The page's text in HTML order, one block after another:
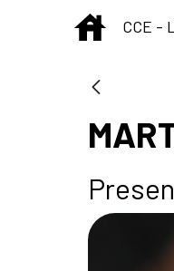
INICIO
CCE -